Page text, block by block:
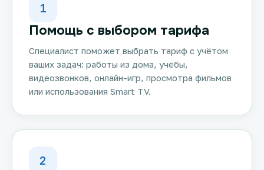
1
Помощь с выбором тарифа
Специалист поможет выбрать тариф с учётом
ваших задач: работы из дома, учёбы,
видеозвонков, онлайн-игр, просмотра фильмов
или использования Smart TV.
2